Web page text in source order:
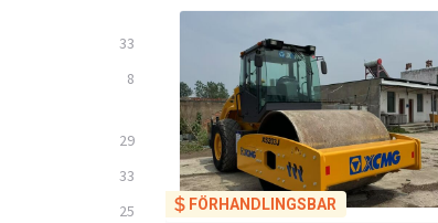
33
8
29
33
25 FÖRHANDLINGSBAR